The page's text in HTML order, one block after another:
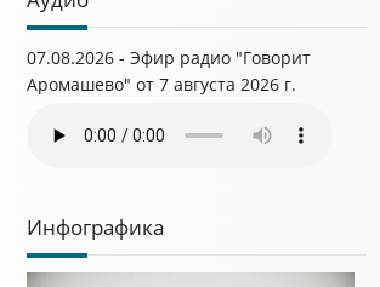
07.08.2026 - Эфир радио "Говорит
Аромашево" от 7 августа 2026 г.
Инфографика